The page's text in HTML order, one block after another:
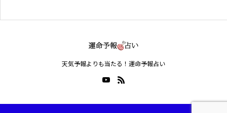
天気予報よりも当たる！運命予報占い